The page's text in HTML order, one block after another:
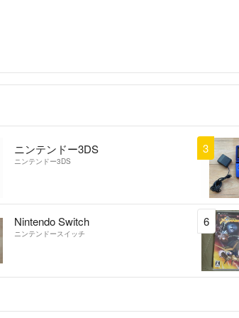
ニンテンドー3DS
ニンテンドー3DS
3
Nintendo Switch
ニンテンドースイッチ
6